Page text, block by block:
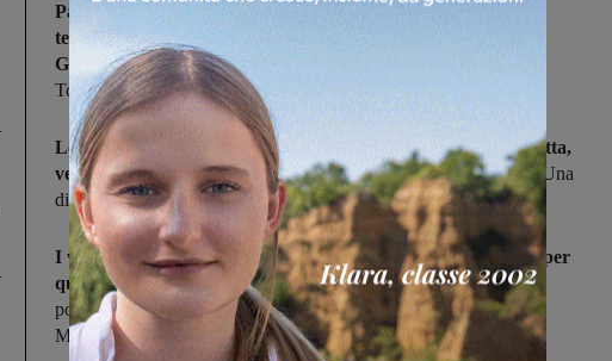
Partiranno di nuovo per le zone del centro Italia colpite dal
terremoto i volontari della Misericordia di Cavriglia e San
Giovanni.Le richieste di aiuti continuano ad arrivare da Muccia,
Tolentino e adesso anche Celano.
Le associazioni del luogo chiedono in maniera particolare frutta,
verdura,cancelleria, pigiami e pantolofole per bambini e adulti. Una
ditta di Arezzo ha donato 30 quintali di mele e pere.
I volontari che intanto si sono autotassati partiranno giovedì per
quelle zone. L'appello è dunque rivolto ancora ai cittadini perchè
possano contribuire con materiale o denaro con il quale la
Misericordia, poi, acquisterà i prodotti necessari.